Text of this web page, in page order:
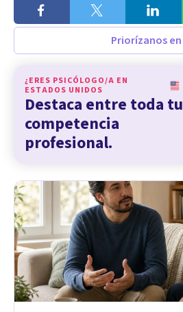
Priorízanos en
¿ERES PSICÓLOGO/A EN
ESTADOS UNIDOS
Destaca entre toda tu
competencia
profesional.